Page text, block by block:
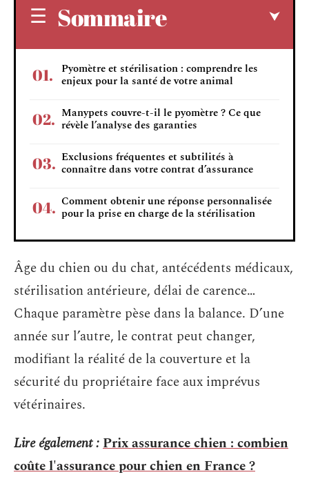
Sommaire
Pyomètre et stérilisation : comprendre les
enjeux pour la santé de votre animal
Manypets couvre-t-il le pyomètre ? Ce que
révèle l’analyse des garanties
Exclusions fréquentes et subtilités à
connaître dans votre contrat d’assurance
Comment obtenir une réponse personnalisée
pour la prise en charge de la stérilisation
Âge du chien ou du chat, antécédents médicaux,
stérilisation antérieure, délai de carence…
Chaque paramètre pèse dans la balance. D’une
année sur l’autre, le contrat peut changer,
modifiant la réalité de la couverture et la
sécurité du propriétaire face aux imprévus
vétérinaires.
Lire également :Prix assurance chien : combien
coûte l'assurance pour chien en France ?